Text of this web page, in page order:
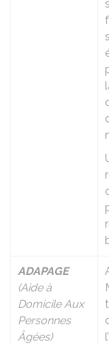
ADAPAGE
(Aide à
Domicile Aux
Personnes
Âgées)